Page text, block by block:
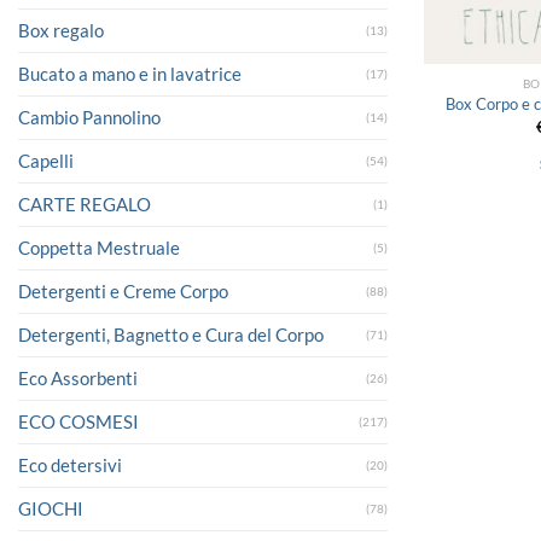
Box regalo (13)
Bucato a mano e in lavatrice (17)
Cambio Pannolino (14)
Capelli (54)
CARTE REGALO (1)
Coppetta Mestruale (5)
Detergenti e Creme Corpo (88)
Detergenti, Bagnetto e Cura del Corpo (71)
Eco Assorbenti (26)
ECO COSMESI (217)
Eco detersivi (20)
GIOCHI (78)
Box Corpo e